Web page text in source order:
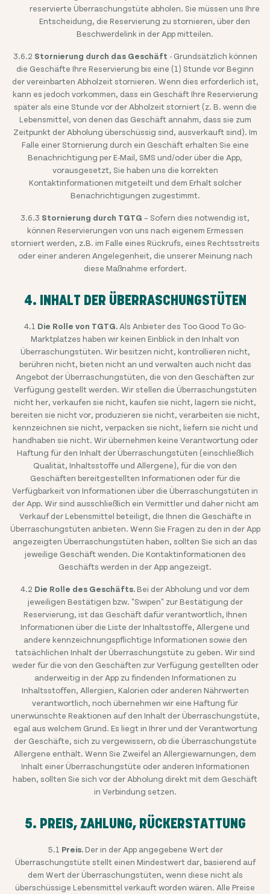
reservierte Überraschungstüte abholen. Sie müssen uns Ihre
Entscheidung, die Reservierung zu stornieren, über den
Beschwerdelink in der App mitteilen.
3.6.2 Stornierung durch das Geschäft - Grundsätzlich können
die Geschäfte Ihre Reservierung bis eine (1) Stunde vor Beginn
der vereinbarten Abholzeit stornieren. Wenn dies erforderlich ist,
kann es jedoch vorkommen, dass ein Geschäft Ihre Reservierung
später als eine Stunde vor der Abholzeit storniert (z. B. wenn die
Lebensmittel, von denen das Geschäft annahm, dass sie zum
Zeitpunkt der Abholung überschüssig sind, ausverkauft sind). Im
Falle einer Stornierung durch ein Geschäft erhalten Sie eine
Benachrichtigung per E-Mail, SMS und/oder über die App,
vorausgesetzt, Sie haben uns die korrekten
Kontaktinformationen mitgeteilt und dem Erhalt solcher
Benachrichtigungen zugestimmt.
3.6.3 Stornierung durch TGTG – Sofern dies notwendig ist,
können Reservierungen von uns nach eigenem Ermessen
storniert werden, z.B. im Falle eines Rückrufs, eines Rechtsstreits
oder einer anderen Angelegenheit, die unserer Meinung nach
diese Maßnahme erfordert.
4. INHALT DER ÜBERRASCHUNGSTÜTEN
4.1 Die Rolle von TGTG. Als Anbieter des Too Good To Go-
Marktplatzes haben wir keinen Einblick in den Inhalt von
Überraschungstüten. Wir besitzen nicht, kontrollieren nicht,
berühren nicht, bieten nicht an und verwalten auch nicht das
Angebot der Überraschungstüten, die von den Geschäften zur
Verfügung gestellt werden. Wir stellen die Überraschungstüten
nicht her, verkaufen sie nicht, kaufen sie nicht, lagern sie nicht,
bereiten sie nicht vor, produzieren sie nicht, verarbeiten sie nicht,
kennzeichnen sie nicht, verpacken sie nicht, liefern sie nicht und
handhaben sie nicht. Wir übernehmen keine Verantwortung oder
Haftung für den Inhalt der Überraschungstüten (einschließlich
Qualität, Inhaltsstoffe und Allergene), für die von den
Geschäften bereitgestellten Informationen oder für die
Verfügbarkeit von Informationen über die Überraschungstüten in
der App. Wir sind ausschließlich ein Vermittler und daher nicht am
Verkauf der Lebensmittel beteiligt, die Ihnen die Geschäfte in
Überraschungstüten anbieten. Wenn Sie Fragen zu den in der App
angezeigten Überraschungstüten haben, sollten Sie sich an das
jeweilige Geschäft wenden. Die Kontaktinformationen des
Geschäfts werden in der App angezeigt.
4.2 Die Rolle des Geschäfts.Bei der Abholung und vor dem
jeweiligen Bestätigen bzw. "Swipen" zur Bestätigung der
Reservierung, ist das Geschäft dafür verantwortlich, Ihnen
Informationen über die Liste der Inhaltsstoffe, Allergene und
andere kennzeichnungspflichtige Informationen sowie den
tatsächlichen Inhalt der Überraschungstüte zu geben. Wir sind
weder für die von den Geschäften zur Verfügung gestellten oder
anderweitig in der App zu findenden Informationen zu
Inhaltsstoffen, Allergien, Kalorien oder anderen Nährwerten
verantwortlich, noch übernehmen wir eine Haftung für
unerwünschte Reaktionen auf den Inhalt der Überraschungstüte,
egal aus welchem Grund. Es liegt in Ihrer und der Verantwortung
der Geschäfte, sich zu vergewissern, ob die Überraschungstüte
Allergene enthält. Wenn Sie Zweifel an Allergiewarnungen, dem
Inhalt einer Überraschungstüte oder anderen Informationen
haben, sollten Sie sich vor der Abholung direkt mit dem Geschäft
in Verbindung setzen.
5. PREIS, ZAHLUNG, RÜCKERSTATTUNG
5.1 Preis.Der in der App angegebene Wert der
Überraschungstüte stellt einen Mindestwert dar, basierend auf
dem Wert der Überraschungstüten, wenn diese nicht als
überschüssige Lebensmittel verkauft worden wären. Alle Preise